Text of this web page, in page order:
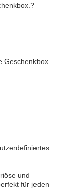
Geschenkbox
und
für jeden